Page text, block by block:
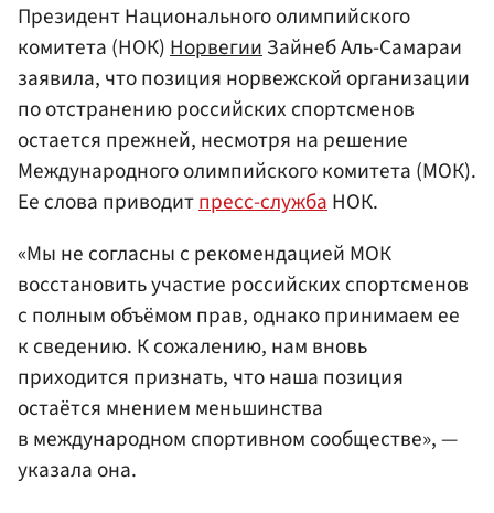
Президент Национального олимпийского
комитета (НОК)НорвегииЗайнеб Аль-Самараи
заявила, что позиция норвежской организации
по отстранению российских спортсменов
остается прежней, несмотря на решение
Международного олимпийского комитета (МОК).
Ее слова приводитпресс-службаНОК.
«Мы не согласны с рекомендацией МОК
восстановить участие российских спортсменов
с полным объёмом прав, однако принимаем ее
к сведению. К сожалению, нам вновь
приходится признать, что наша позиция
остаётся мнением меньшинства
в международном спортивном сообществе», —
указала она.